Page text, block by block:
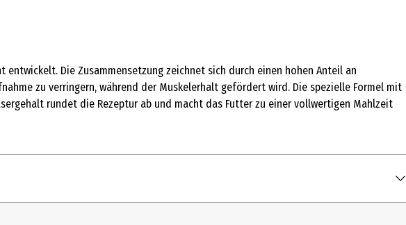
Die Zusammensetzung zeichnet sich durch einen hohen Anteil an
zu verringern, während der Muskelerhalt gefördert wird. Die spezielle Formel mit
rundet die Rezeptur ab und macht das Futter zu einer vollwertigen Mahlzeit